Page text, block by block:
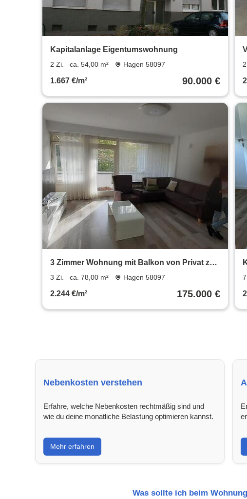
Kapitalanlage Eigentumswohnung
2 Zi. ca. 54,00 m² Hagen 58097
1.667 €/m² 90.000 €
3 Zimmer Wohnung mit Balkon von Privat zu
verkaufen
3 Zi. ca. 78,00 m² Hagen 58097
2.244 €/m² 175.000 €
Nebenkosten verstehen
Erfahre, welche Nebenkosten rechtmäßig sind und
wie du deine monatliche Belastung optimieren kannst.
Mehr erfahren
Was sollte ich beim